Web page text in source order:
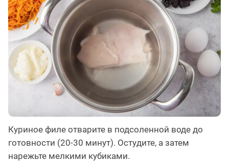
Куриное филе отварите в подсоленной воде до
готовности (20-30 минут). Остудите, а затем
нарежьте мелкими кубиками.